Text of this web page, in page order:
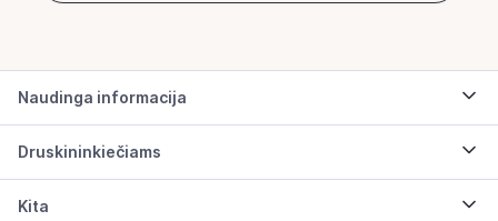
Naudinga informacija
Druskininkiečiams
Kita